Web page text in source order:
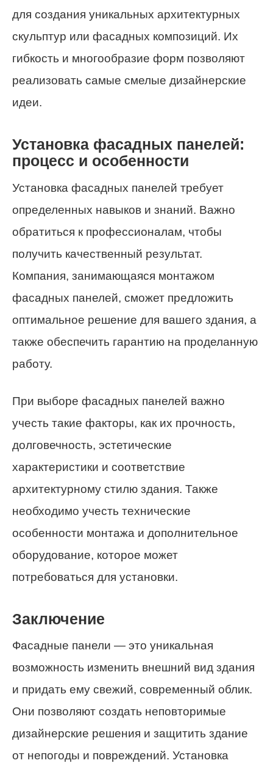
для создания уникальных архитектурных
скульптур или фасадных композиций. Их
гибкость и многообразие форм позволяют
реализовать самые смелые дизайнерские
идеи.
Установка фасадных панелей:
процесс и особенности
Установка фасадных панелей требует
определенных навыков и знаний. Важно
обратиться к профессионалам, чтобы
получить качественный результат.
Компания, занимающаяся монтажом
фасадных панелей, сможет предложить
оптимальное решение для вашего здания, а
также обеспечить гарантию на проделанную
работу.
При выборе фасадных панелей важно
учесть такие факторы, как их прочность,
долговечность, эстетические
характеристики и соответствие
архитектурному стилю здания. Также
необходимо учесть технические
особенности монтажа и дополнительное
оборудование, которое может
потребоваться для установки.
Заключение
Фасадные панели — это уникальная
возможность изменить внешний вид здания
и придать ему свежий, современный облик.
Они позволяют создать неповторимые
дизайнерские решения и защитить здание
от непогоды и повреждений. Установка